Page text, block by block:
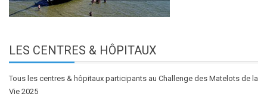
LES CENTRES & HÔPITAUX
Tous les centres & hôpitaux participants au Challenge des Matelots de la
Vie 2025